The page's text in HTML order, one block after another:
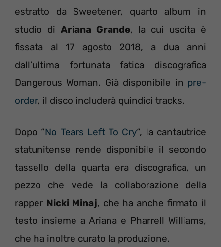
estratto da Sweetener, quarto album in
studio di Ariana Grande, la cui uscita è
fissata al 17 agosto 2018, a dua anni
dall’ultima fortunata fatica discografica
Dangerous Woman. Già disponibile in pre-
order, il disco includerà quindici tracks.
Dopo “No Tears Left To Cry“, la cantautrice
statunitense rende disponibile il secondo
tassello della quarta era discografica, un
pezzo che vede la collaborazione della
rapper Nicki Minaj, che ha anche firmato il
testo insieme a Ariana e Pharrell Williams,
che ha inoltre curato la produzione.